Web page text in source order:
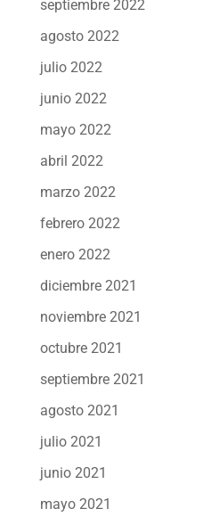
septiembre 2022
agosto 2022
julio 2022
junio 2022
mayo 2022
abril 2022
marzo 2022
febrero 2022
enero 2022
diciembre 2021
noviembre 2021
octubre 2021
septiembre 2021
agosto 2021
julio 2021
junio 2021
mayo 2021